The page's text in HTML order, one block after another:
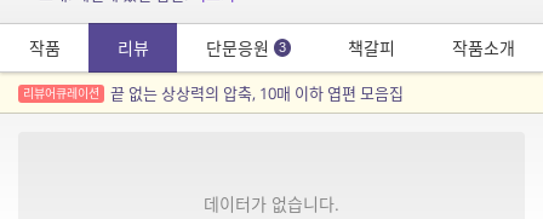
작품 리뷰 단문응원 3 책갈피 작품소개
리뷰어큐레이션 끝 없는 상상력의 압축, 10매 이하 엽편 모음집
데이터가 없습니다.